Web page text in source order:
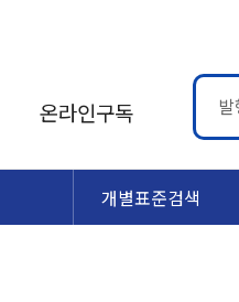
온라인구독
개별표준검색